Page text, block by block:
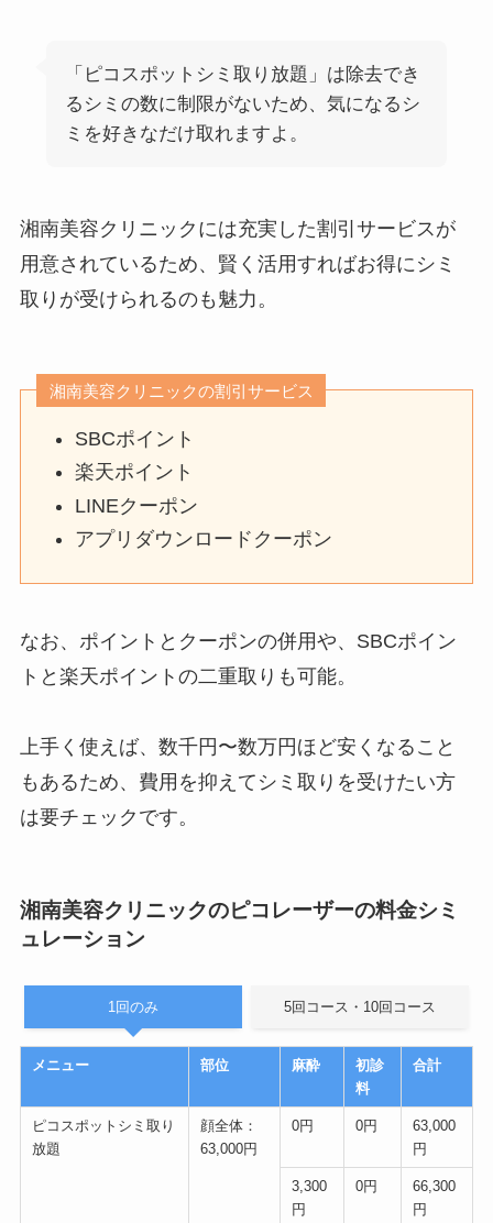
「ピコスポットシミ取り放題」は除去でき
るシミの数に制限がないため、気になるシ
ミを好きなだけ取れますよ。
湘南美容クリニックには充実した割引サービスが
用意されているため、賢く活用すればお得にシミ
取りが受けられるのも魅力。
湘南美容クリニックの割引サービス
SBCポイント
楽天ポイント
LINEクーポン
アプリダウンロードクーポン
なお、ポイントとクーポンの併用や、SBCポイン
トと楽天ポイントの二重取りも可能。
上手く使えば、数千円〜数万円ほど安くなること
もあるため、費用を抑えてシミ取りを受けたい方
は要チェックです。
湘南美容クリニックのピコレーザーの料金シミ
ュレーション
1回のみ 5回コース・10回コース
メニュー 部位 麻酔
初診
料
合計
ピコスポットシミ取り
放題
顔全体：
63,000円
0円 0円
63,000
円
3,300
円
0円
66,300
円